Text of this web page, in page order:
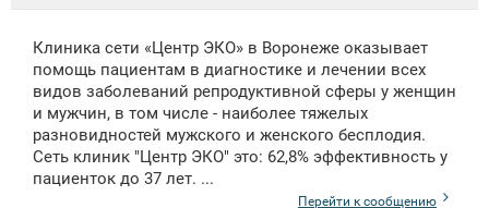
Клиника сети «Центр ЭКО» в Воронеже оказывает
помощь пациентам в диагностике и лечении всех
видов заболеваний репродуктивной сферы у женщин
и мужчин, в том числе - наиболее тяжелых
разновидностей мужского и женского бесплодия.
Сеть клиник "Центр ЭКО" это: 62,8% эффективность у
пациенток до 37 лет. ...
Перейти к сообщению